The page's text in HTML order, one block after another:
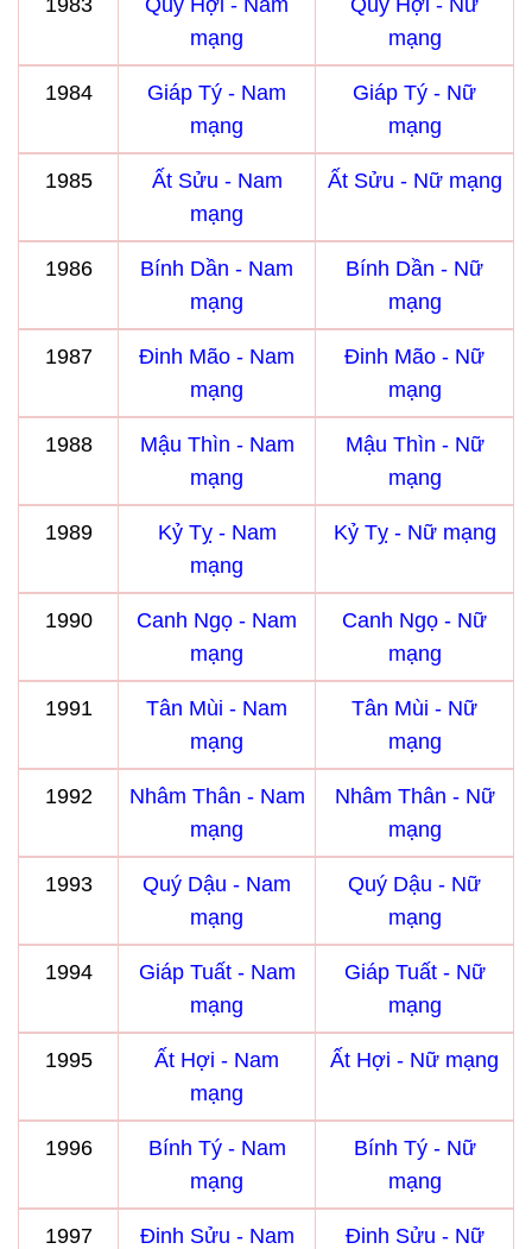
1983
Quý Hợi - Nam
mạng
Quý Hợi - Nữ
mạng
1984
Giáp Tý - Nam
mạng
Giáp Tý - Nữ
mạng
1985
Ất Sửu - Nam
mạng
Ất Sửu - Nữ mạng
1986
Bính Dần - Nam
mạng
Bính Dần - Nữ
mạng
1987
Đinh Mão - Nam
mạng
Đinh Mão - Nữ
mạng
1988
Mậu Thìn - Nam
mạng
Mậu Thìn - Nữ
mạng
1989
Kỷ Tỵ - Nam
mạng
Kỷ Tỵ - Nữ mạng
1990
Canh Ngọ - Nam
mạng
Canh Ngọ - Nữ
mạng
1991
Tân Mùi - Nam
mạng
Tân Mùi - Nữ
mạng
1992
Nhâm Thân - Nam
mạng
Nhâm Thân - Nữ
mạng
1993
Quý Dậu - Nam
mạng
Quý Dậu - Nữ
mạng
1994
Giáp Tuất - Nam
mạng
Giáp Tuất - Nữ
mạng
1995
Ất Hợi - Nam
mạng
Ất Hợi - Nữ mạng
1996
Bính Tý - Nam
mạng
Bính Tý - Nữ
mạng
1997
Đinh Sửu - Nam
Đinh Sửu - Nữ